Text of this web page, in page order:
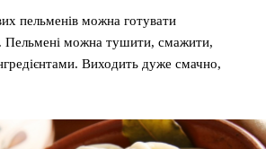
пельменів можна готувати
Пельмені можна тушити, смажити,
Виходить дуже смачно,